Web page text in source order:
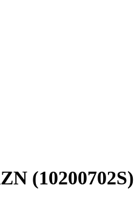
(10200702S)